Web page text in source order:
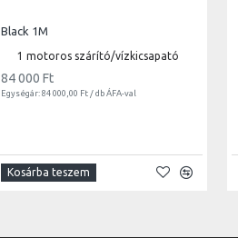
Black 1M
1 motoros szárító/vízkicsapató
84 000 Ft
Egységár: 84 000,00 Ft / db ÁFA-val
Kosárba teszem